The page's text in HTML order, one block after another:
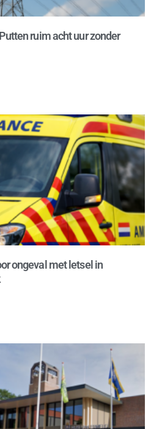
ruim acht uur zonder
ongeval met letsel in